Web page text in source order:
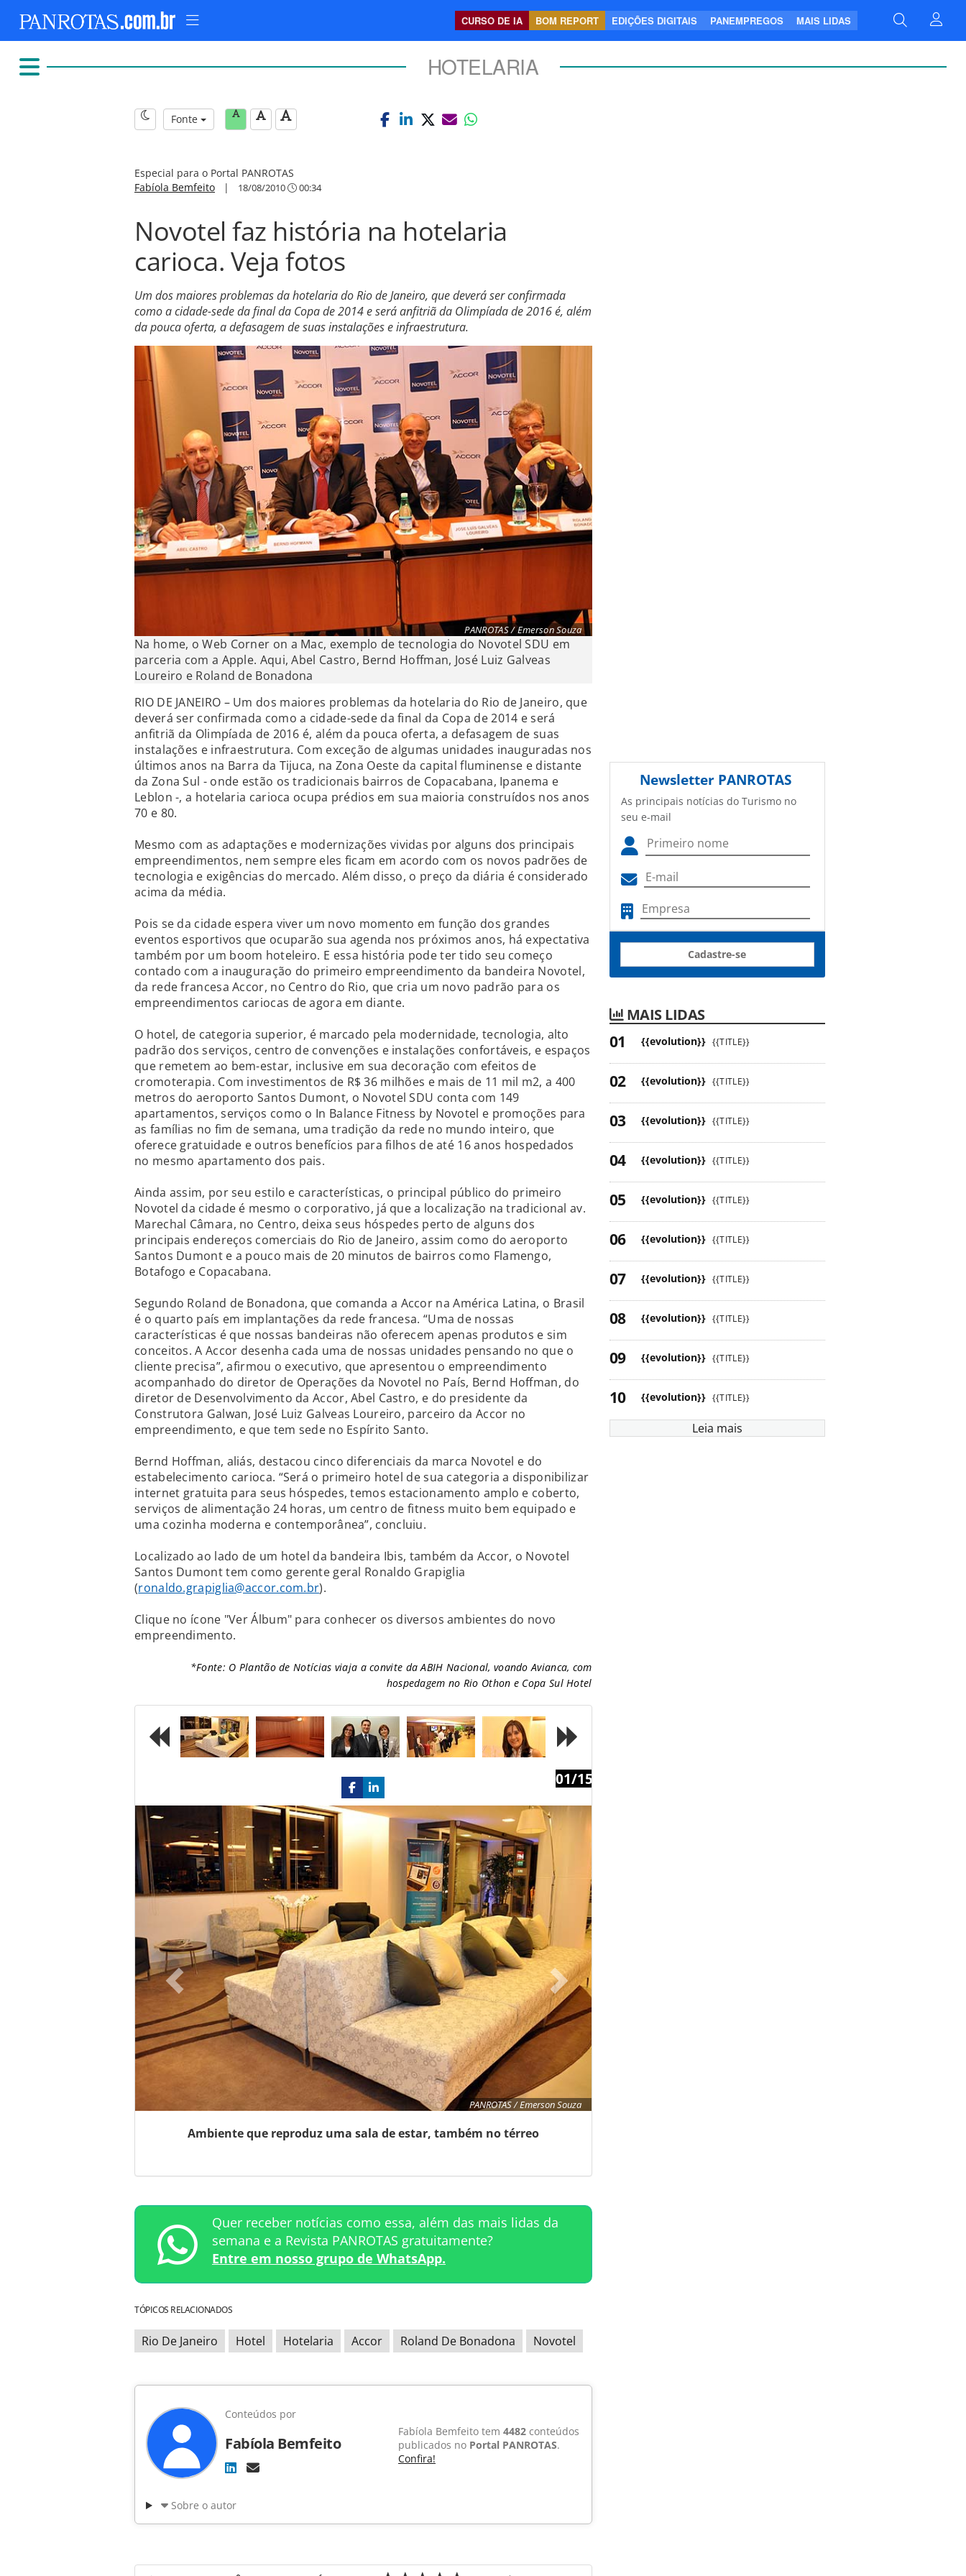
CURSO DE IA BOM REPORT EDIÇÕES DIGITAIS PANEMPREGOS MAIS LIDAS
HOTELARIA
Fonte
Especial para o Portal PANROTAS
Fabíola Bemfeito | 18/08/2010 00:34
Novotel faz história na hotelaria
carioca. Veja fotos
Um dos maiores problemas da hotelaria do Rio de Janeiro, que deverá ser confirmada
como a cidade-sede da final da Copa de 2014 e será anfitriã da Olimpíada de 2016 é, além
da pouca oferta, a defasagem de suas instalações e infraestrutura.
PANROTAS / Emerson Souza
Na home, o Web Corner on a Mac, exemplo de tecnologia do Novotel SDU em
parceria com a Apple. Aqui, Abel Castro, Bernd Hoffman, José Luiz Galveas
Loureiro e Roland de Bonadona
RIO DE JANEIRO – Um dos maiores problemas da hotelaria do Rio de Janeiro, que
deverá ser confirmada como a cidade-sede da final da Copa de 2014 e será
anfitriã da Olimpíada de 2016 é, além da pouca oferta, a defasagem de suas
instalações e infraestrutura. Com exceção de algumas unidades inauguradas nos
últimos anos na Barra da Tijuca, na Zona Oeste da capital fluminense e distante
da Zona Sul - onde estão os tradicionais bairros de Copacabana, Ipanema e
Leblon -, a hotelaria carioca ocupa prédios em sua maioria construídos nos anos
70 e 80.
Mesmo com as adaptações e modernizações vividas por alguns dos principais
empreendimentos, nem sempre eles ficam em acordo com os novos padrões de
tecnologia e exigências do mercado. Além disso, o preço da diária é considerado
acima da média.
Pois se da cidade espera viver um novo momento em função dos grandes
eventos esportivos que ocuparão sua agenda nos próximos anos, há expectativa
também por um boom hoteleiro. E essa história pode ter tido seu começo
contado com a inauguração do primeiro empreendimento da bandeira Novotel,
da rede francesa Accor, no Centro do Rio, que cria um novo padrão para os
empreendimentos cariocas de agora em diante.
O hotel, de categoria superior, é marcado pela modernidade, tecnologia, alto
padrão dos serviços, centro de convenções e instalações confortáveis, e espaços
que remetem ao bem-estar, inclusive em sua decoração com efeitos de
cromoterapia. Com investimentos de R$ 36 milhões e mais de 11 mil m2, a 400
metros do aeroporto Santos Dumont, o Novotel SDU conta com 149
apartamentos, serviços como o In Balance Fitness by Novotel e promoções para
as famílias no fim de semana, uma tradição da rede no mundo inteiro, que
oferece gratuidade e outros benefícios para filhos de até 16 anos hospedados
no mesmo apartamento dos pais.
Ainda assim, por seu estilo e características, o principal público do primeiro
Novotel da cidade é mesmo o corporativo, já que a localização na tradicional av.
Marechal Câmara, no Centro, deixa seus hóspedes perto de alguns dos
principais endereços comerciais do Rio de Janeiro, assim como do aeroporto
Santos Dumont e a pouco mais de 20 minutos de bairros como Flamengo,
Botafogo e Copacabana.
Segundo Roland de Bonadona, que comanda a Accor na América Latina, o Brasil
é o quarto país em implantações da rede francesa. “Uma de nossas
características é que nossas bandeiras não oferecem apenas produtos e sim
conceitos. A Accor desenha cada uma de nossas unidades pensando no que o
cliente precisa”, afirmou o executivo, que apresentou o empreendimento
acompanhado do diretor de Operações da Novotel no País, Bernd Hoffman, do
diretor de Desenvolvimento da Accor, Abel Castro, e do presidente da
Construtora Galwan, José Luiz Galveas Loureiro, parceiro da Accor no
empreendimento, e que tem sede no Espírito Santo.
Bernd Hoffman, aliás, destacou cinco diferenciais da marca Novotel e do
estabelecimento carioca. “Será o primeiro hotel de sua categoria a disponibilizar
internet gratuita para seus hóspedes, temos estacionamento amplo e coberto,
serviços de alimentação 24 horas, um centro de fitness muito bem equipado e
uma cozinha moderna e contemporânea”, concluiu.
Localizado ao lado de um hotel da bandeira Ibis, também da Accor, o Novotel
Santos Dumont tem como gerente geral Ronaldo Grapiglia
(ronaldo.grapiglia@accor.com.br).
Clique no ícone "Ver Álbum" para conhecer os diversos ambientes do novo
empreendimento.
*Fonte: O Plantão de Notícias viaja a convite da ABIH Nacional, voando Avianca, com
hospedagem no Rio Othon e Copa Sul Hotel
PANROTAS / Emerson Souza
01/15
Ambiente que reproduz uma sala de estar, também no térreo
Next
Quer receber notícias como essa, além das mais lidas da
semana e a Revista PANROTAS gratuitamente?
Entre em nosso grupo de WhatsApp.
TÓPICOS RELACIONADOS
Rio De Janeiro Hotel Hotelaria Accor Roland De Bonadona Novotel
Conteúdos por
Fabíola Bemfeito
Fabíola Bemfeito tem 4482 conteúdos
publicados no Portal PANROTAS.
Confira!
Sobre o autor
Newsletter PANROTAS
As principais notícias do Turismo no
seu e-mail
Cadastre-se
MAIS LIDAS
{{evolution}} {{TITLE}}
{{evolution}} {{TITLE}}
{{evolution}} {{TITLE}}
{{evolution}} {{TITLE}}
{{evolution}} {{TITLE}}
{{evolution}} {{TITLE}}
{{evolution}} {{TITLE}}
{{evolution}} {{TITLE}}
{{evolution}} {{TITLE}}
{{evolution}} {{TITLE}}
Leia mais